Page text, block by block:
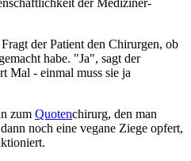
der Mediziner­
der Patient den Chirurgen, ob
habe. "Ja", sagt der
Mal - einmal muss sie ja
zum Quoten­chirurg, den man
noch eine vegane Ziege opfert,